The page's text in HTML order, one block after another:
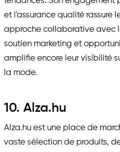
et l'assurance qualité rassure
approche collaborative avec
soutien marketing et
amplifie encore leur visibilité
la mode.
10. Alza.hu
Alza.hu est une place de
vaste sélection de produits,